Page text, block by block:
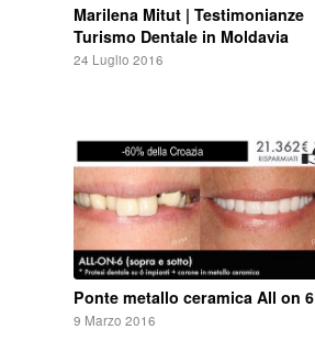
Marilena Mitut | Testimonianze
Turismo Dentale in Moldavia
24 Luglio 2016
Ponte metallo ceramica All on 6
9 Marzo 2016